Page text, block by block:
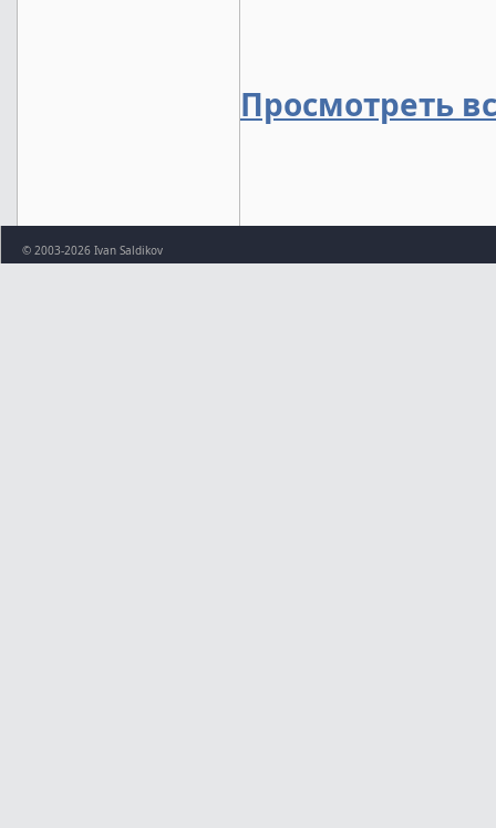
Просмотреть
© 2003-2026 Ivan Saldikov